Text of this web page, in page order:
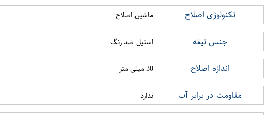
تکنولوژی اصلاح ماشین اصلاح
جنس تیغه استیل ضد زنگ
اندازه اصلاح 30 میلی متر
مقاومت در برابر آب ندارد